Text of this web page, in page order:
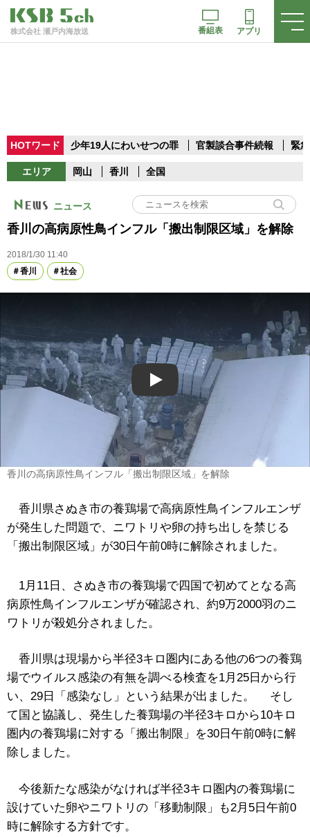
株式会社 瀬戸内海放送 番組表 アプリ
HOTワード 少年19人にわいせつの罪 官製談合事件続報 緊
エリア 岡山 香川 全国
ニュース
香川の高病原性鳥インフル「搬出制限区域」を解除
2018/1/30 11:40
香川
社会
Play
香川の高病原性鳥インフル「搬出制限区域」を解除
香川県さぬき市の養鶏場で高病原性鳥インフルエンザ
が発生した問題で、ニワトリや卵の持ち出しを禁じる
「搬出制限区域」が30日午前0時に解除されました。
1月11日、さぬき市の養鶏場で四国で初めてとなる高
病原性鳥インフルエンザが確認され、約9万2000羽のニ
ワトリが殺処分されました。
香川県は現場から半径3キロ圏内にある他の6つの養鶏
場でウイルス感染の有無を調べる検査を1月25日から行
い、29日「感染なし」という結果が出ました。 そし
て国と協議し、発生した養鶏場の半径3キロから10キロ
圏内の養鶏場に対する「搬出制限」を30日午前0時に解
除しました。
今後新たな感染がなければ半径3キロ圏内の養鶏場に
設けていた卵やニワトリの「移動制限」も2月5日午前0
時に解除する方針です。